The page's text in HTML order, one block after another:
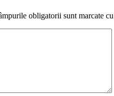
obligatorii sunt marcate cu